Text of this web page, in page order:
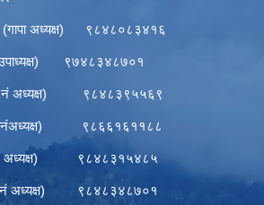
(गापा अध्यक्ष) ९८४८०८३४१६
उपाध्यक्ष) ९७४८३४८७०१
(१ नं अध्यक्ष) ९८४८३९५५६९
९८६६१६११८८
नं अध्यक्ष) ९८४८३१५४८५
नं अध्यक्ष) ९८४८३४८७०१